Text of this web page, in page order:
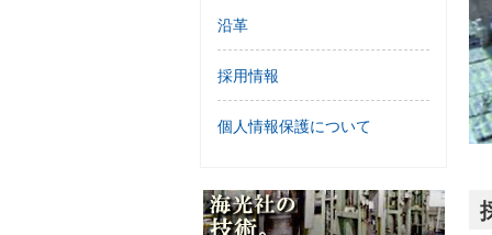
沿革
採用情報
個人情報保護について